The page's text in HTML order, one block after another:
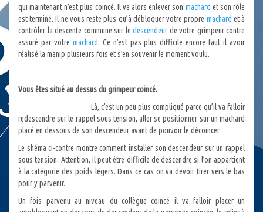
qui maintenant n’est plus coincé. Il va alors enlever son machard et son rôle
est terminé. Il ne vous reste plus qu’à débloquer votre propre machard et à
contrôler la descente commune sur le descendeurde votre grimpeur contre
assuré par votre machard. Ce n’est pas plus difficile encore faut il avoir
réalisé la manip plusieurs fois et s’en souvenir le moment voulu.
Vous êtes situé au dessus du grimpeur coincé.
Là, c’est un peu plus compliqué parce qu’il va falloir
redescendre sur le rappel sous tension, aller se positionner sur un machard
placé en dessous de son descendeur avant de pouvoir le décoincer.
Le shéma ci-contre montre comment installer son descendeur sur un rappel
sous tension. Attention, il peut être difficile de descendre si l’on appartient
à la catégorie des poids légers. Dans ce cas on va devoir tirer vers le bas
pour y parvenir.
Un fois parvenu au niveau du collègue coincé il va falloir placer un